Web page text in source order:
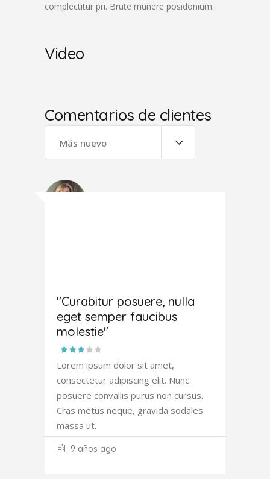
complectitur pri. Brute munere posidonium.
Video
Comentarios de clientes
Más nuevo
"Curabitur posuere, nulla
eget semper faucibus
molestie"
Lorem ipsum dolor sit amet,
consectetur adipiscing elit. Nunc
posuere convallis purus non cursus.
Cras metus neque, gravida sodales
massa ut.
9 años ago